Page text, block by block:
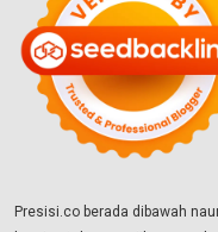
Presisi.co berada dibawah